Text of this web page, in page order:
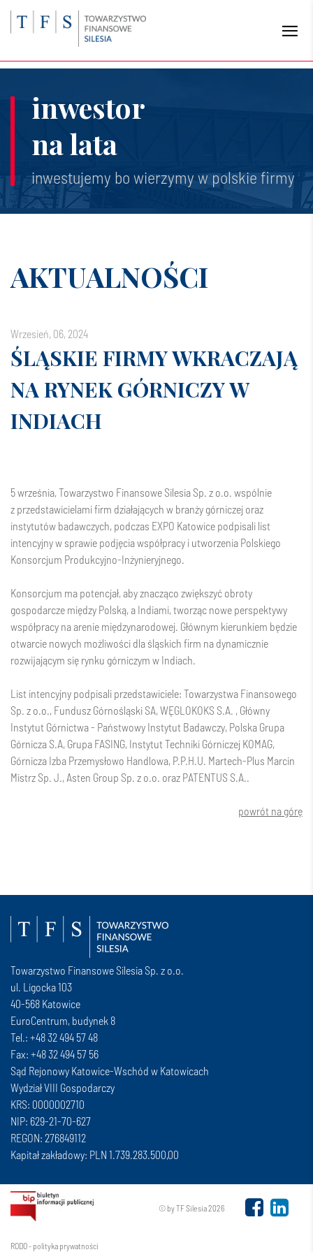
inwestor
na lata
inwestujemy bo wierzymy w polskie firmy
AKTUALNOŚCI
wrzesień, 06, 2024
ŚLĄSKIE FIRMY WKRACZAJĄ
NA RYNEK GÓRNICZY W
INDIACH
5 września,Towarzystwo Finansowe Silesia Sp. z o.o. wspólnie
z przedstawicielami firm działających w branży górniczej oraz
instytutów badawczych, podczas EXPO Katowice podpisali list
intencyjny w sprawie podjęcia współpracy i utworzenia Polskiego
Konsorcjum Produkcyjno-Inżynieryjnego.
Konsorcjum ma potencjał, aby znacząco zwiększyć obroty
gospodarcze między Polską, a Indiami, tworząc nowe perspektywy
współpracy na arenie międzynarodowej. Głównym kierunkiem będzie
otwarcie nowych możliwości dla śląskich firm na dynamicznie
rozwijającym się rynku górniczym w Indiach.
List intencyjny podpisali przedstawiciele: Towarzystwa Finansowego
Sp. z o.o., Fundusz Górnośląski SA,WĘGLOKOKS S.A. , Główny
Instytut Górnictwa - Państwowy Instytut Badawczy, Polska Grupa
Górnicza S.A, Grupa FASING, Instytut Techniki Górniczej KOMAG,
Górnicza Izba Przemysłowo Handlowa, P.P.H.U. Martech-Plus Marcin
Mistrz Sp. J., Asten Group Sp. z o.o. oraz PATENTUS S.A..
powrót na górę
Towarzystwo Finansowe Silesia Sp. z o.o.
ul. Ligocka 103
40-568 Katowice
EuroCentrum, budynek 8
Tel.: +48 32 494 57 48
Fax: +48 32 494 57 56
Sąd Rejonowy Katowice-Wschód w Katowicach
Wydział VIII Gospodarczy
KRS: 0000002710
NIP: 629-21-70-627
REGON: 276849112
Kapitał zakładowy: PLN 1.739.283.500,00
RODO - polityka prywatności
© by TF Silesia 2026